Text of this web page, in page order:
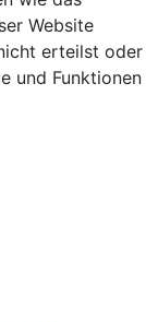
Website
erteilst oder
und Funktionen